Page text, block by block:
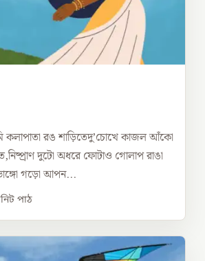
কলাপাতা রঙ শাড়িতেদু’চোখে কাজল আঁকো
দুটো অধরে ফোটাও গোলাপ রাঙা
গড়ো আপন...
পাঠ